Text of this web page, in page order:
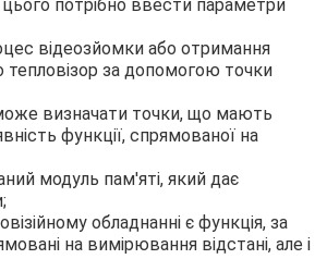
потрібно ввести параметри
відеозйомки або отримання
за допомогою точки
визначати точки, що мають
функції, спрямованої на
модуль пам'яті, який дає
обладнанні є функція, за
на вимірювання відстані, але і